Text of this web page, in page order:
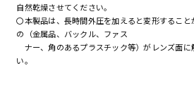
自然乾燥させてください。
〇本製品は、長時間外圧を加えると変形するこ
の（金属品、バックル、ファス
ナー、角のあるプラスチック等）がレンズ面に
い。